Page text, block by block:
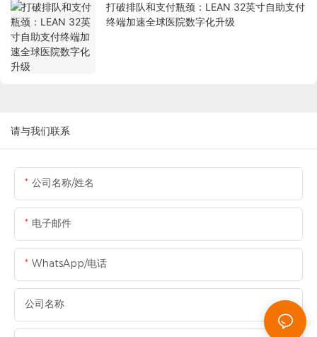
打破排队和支付瓶颈：LEAN 32英寸自助支付
终端加速全球医院数字化升级
请与我们联系
公司名称/姓名
电子邮件
WhatsApp/电话
公司名称